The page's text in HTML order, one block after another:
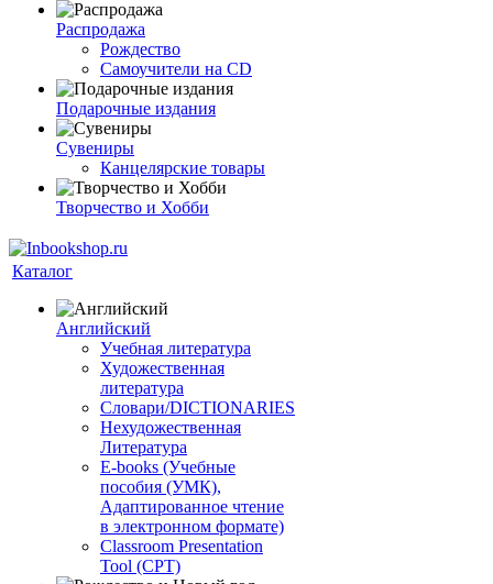
Распродажа
Рождество
Самоучители на CD
Подарочные издания
Сувениры
Канцелярские товары
Творчество и Хобби
Каталог
Английский
Учебная литература
Художественная
литература
Словари/DICTIONARIES
Нехудожественная
Литература
E-books (Учебные
пособия (УМК),
Адаптированное чтение
в электронном формате)
Classroom Presentation
Tool (CPT)